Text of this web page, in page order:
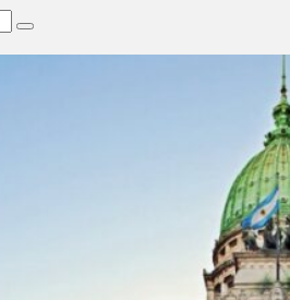
Search